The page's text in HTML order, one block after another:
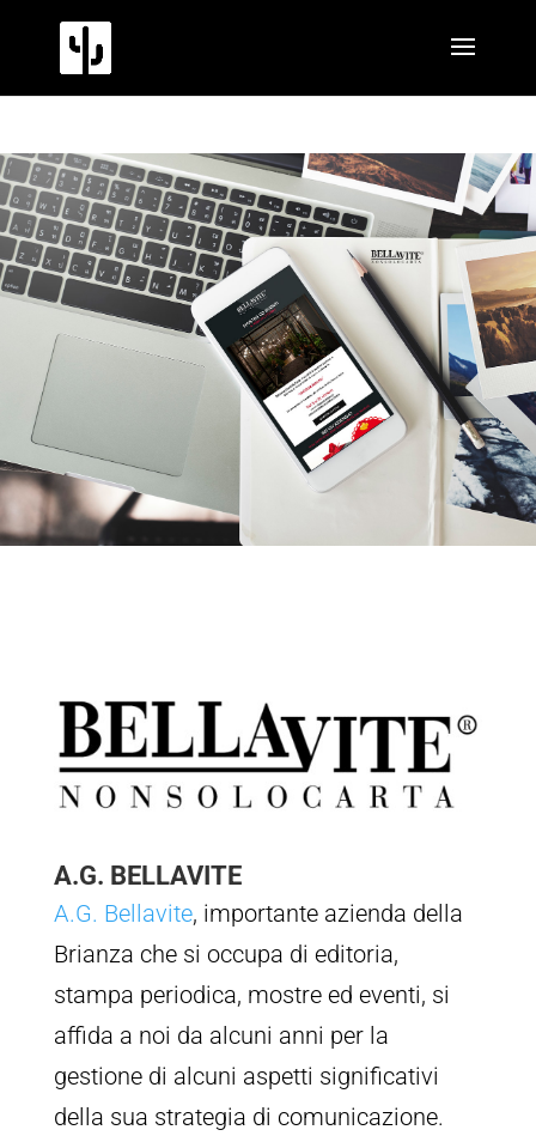
A.G. BELLAVITE
A.G. Bellavite, importante azienda della
Brianza che si occupa di editoria,
stampa periodica, mostre ed eventi, si
affida a noi da alcuni anni per la
gestione di alcuni aspetti significativi
della sua strategia di comunicazione.